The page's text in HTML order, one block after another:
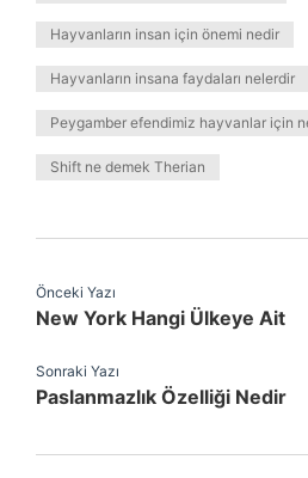
Hayvanların insan için önemi nedir
Hayvanların insana faydaları nelerdir
Peygamber efendimiz hayvanlar için
Shift ne demek Therian
Önceki Yazı
New York Hangi Ülkeye Ait
Sonraki Yazı
Paslanmazlık Özelliği Nedir